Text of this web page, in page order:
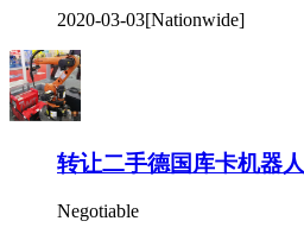
2020-03-03[Nationwide]
转让二手德国库卡机器
Negotiable